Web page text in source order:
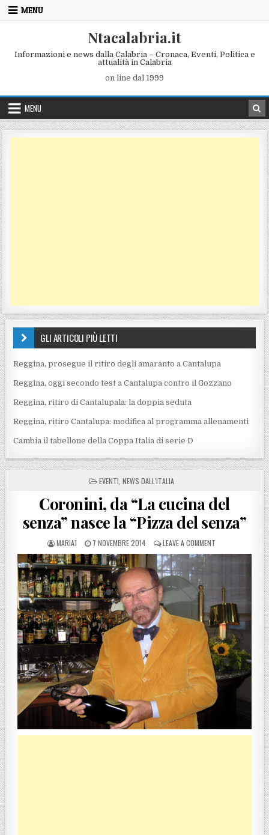
Skip to content
MENU
Ntacalabria.it
Informazioni e news dalla Calabria – Cronaca, Eventi, Politica e
attualità in Calabria
on line dal 1999
MENU
GLI ARTICOLI PIÙ LETTI
Reggina, prosegue il ritiro degli amaranto a Cantalupa
Reggina, oggi secondo test a Cantalupa contro il Gozzano
Reggina, ritiro di Cantalupala: la doppia seduta
Reggina, ritiro Cantalupa: modifica al programma allenamenti
Cambia il tabellone della Coppa Italia di serie D
POSTED IN
EVENTI NEWS DALL'ITALIA
Coronini, da “La cucina del
senza” nasce la “Pizza del senza”
POSTED BY
MARIA1 POSTED ON
7 NOVEMBRE 2014 LEAVE A COMMENT ON CORONINI,